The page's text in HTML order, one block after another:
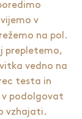
v
na pol.
prepletemo,
vedno na
testa in
v podolgovat
vzhajati.